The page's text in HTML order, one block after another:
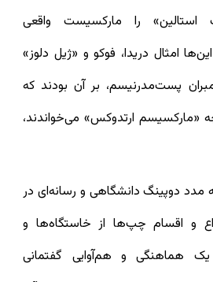
استالین» را مارکسیست واقعی
امثال دریدا، فوکو و «ژیل دلوز»
پست‌مدرنیسم، بر آن بودند که
«مارکسیسم ارتدوکس» می‌خواندند،
مدد دوپینگ دانشگاهی و رسانه‌ای در
و اقسام چپ‌ها از خاستگاه‌ها و
یک هماهنگی و هم‌آوایی گفتمانی